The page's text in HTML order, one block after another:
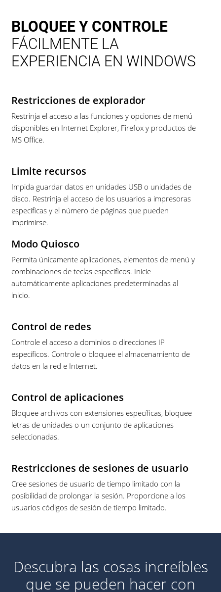
BLOQUEE Y CONTROLE
FÁCILMENTE LA
EXPERIENCIA EN WINDOWS
Restricciones de explorador
Restrinja el acceso a las funciones y opciones de menú
disponibles en Internet Explorer, Firefox y productos de
MS Office.
Limite recursos
Impida guardar datos en unidades USB o unidades de
disco. Restrinja el acceso de los usuarios a impresoras
específicas y el número de páginas que pueden
imprimirse.
Modo Quiosco
Permita únicamente aplicaciones, elementos de menú y
combinaciones de teclas específicos. Inicie
automáticamente aplicaciones predeterminadas al
inicio.
Control de redes
Controle el acceso a dominios o direcciones IP
específicos. Controle o bloquee el almacenamiento de
datos en la red e Internet.
Control de aplicaciones
Bloquee archivos con extensiones específicas, bloquee
letras de unidades o un conjunto de aplicaciones
seleccionadas.
Restricciones de sesiones de usuario
Cree sesiones de usuario de tiempo limitado con la
posibilidad de prolongar la sesión. Proporcione a los
usuarios códigos de sesión de tiempo limitado.
Descubra las cosas increíbles
que se pueden hacer con